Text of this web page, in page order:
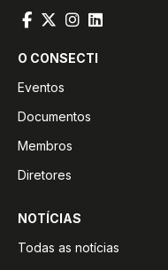
O CONSECTI
Eventos
Documentos
Membros
Diretores
NOTÍCIAS
Todas as notícias